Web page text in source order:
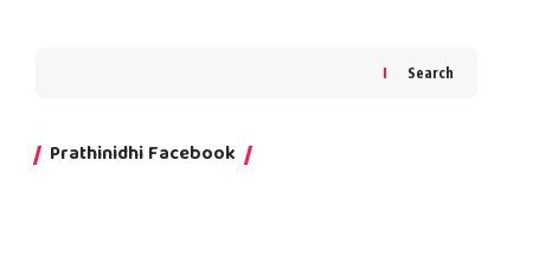
Search
Prathinidhi Facebook